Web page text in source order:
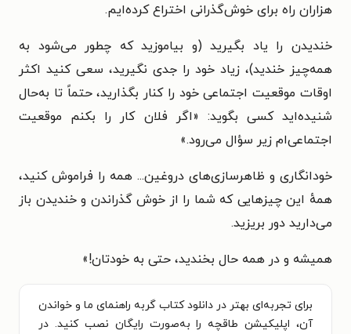
هزاران راه برای خوش‌گذرانی اختراع کرده‌ایم.
خندیدن را یاد بگیرید (و بیاموزید که چطور می‌شود به
همه‌چیز خندید)، زیاد خود را جدی نگیرید، سعی کنید اکثر
اوقات موقعیت اجتماعی خود را کنار بگذارید، حتماً تا به‌حال
شنیده‌اید کسی بگوید: «اگر فلان کار را بکنم موقعیت
اجتماعی‌ام زیر سؤال می‌رود.»
خودانگاری و ظاهرسازی‌های دروغین... همه را فراموش کنید،
همهٔ این چیزهایی که شما را از خوش گذراندن و خندیدن باز
می‌دارید دور بریزید.
همیشه و در همه حال بخندید، حتی به خودتان!»
برای تجربه‌ای بهتر در دانلود کتاب گربه راهنمای ما و خواندن
آن، اپلیکیشن طاقچه را به‌صورت رایگان نصب کنید. در